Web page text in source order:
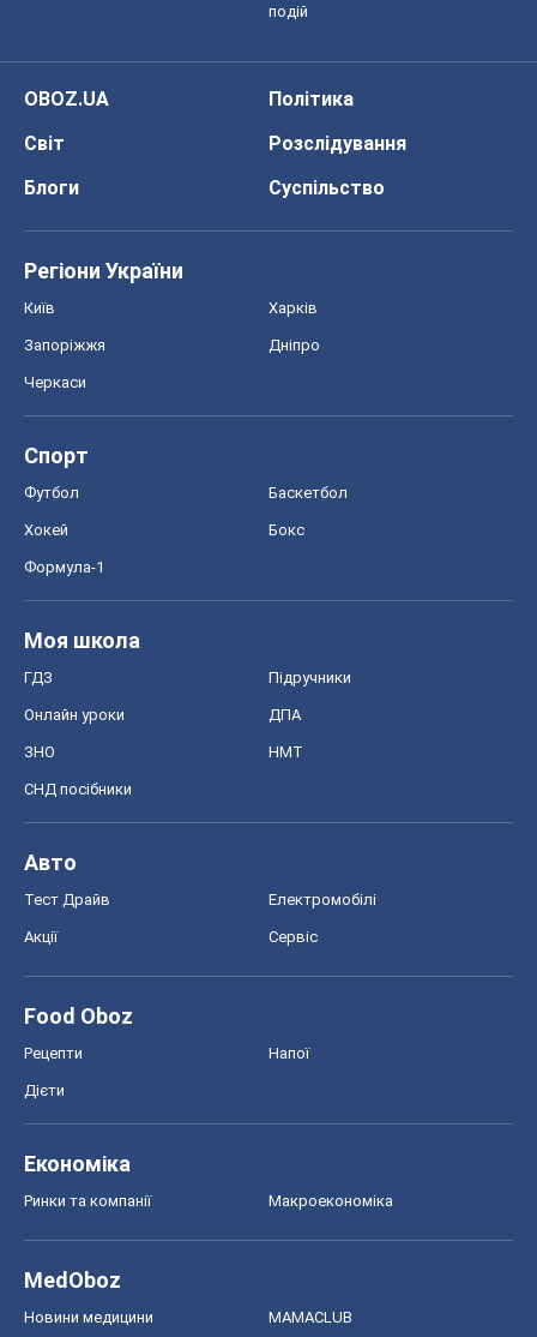
подій
OBOZ.UA
Політика
Світ
Розслідування
Блоги
Суспільство
Регіони України
Київ Харків
Запоріжжя Дніпро
Черкаси
Спорт
Футбол Баскетбол
Хокей Бокс
Формула-1
Моя школа
ГДЗ Підручники
Онлайн уроки ДПА
ЗНО НМТ
СНД посібники
Авто
Тест Драйв Електромобілі
Акції Сервіс
Food Oboz
Рецепти Напої
Дієти
Економіка
Ринки та компанії Макроекономіка
MedOboz
Новини медицини MAMACLUB